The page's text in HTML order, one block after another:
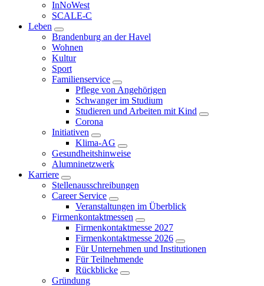
InNoWest
SCALE-C
Leben
Brandenburg an der Havel
Wohnen
Kultur
Sport
Familienservice
Pflege von Angehörigen
Schwanger im Studium
Studieren und Arbeiten mit Kind
Corona
Initiativen
Klima-AG
Gesundheitshinweise
Alumninetzwerk
Karriere
Stellenausschreibungen
Career Service
Veranstaltungen im Überblick
Firmenkontaktmessen
Firmenkontaktmesse 2027
Firmenkontaktmesse 2026
Für Unternehmen und Institutionen
Für Teilnehmende
Rückblicke
Gründung